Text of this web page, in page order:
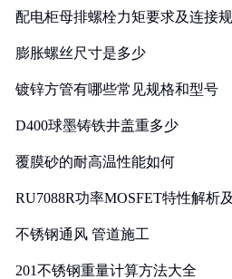
配电柜母排螺栓力矩要求及连接
膨胀螺丝尺寸是多少
镀锌方管有哪些常见规格和型号
D400球墨铸铁井盖重多少
覆膜砂的耐高温性能如何
RU7088R功率MOSFET特性解析
不锈钢通风 管道施工
201不锈钢重量计算方法大全